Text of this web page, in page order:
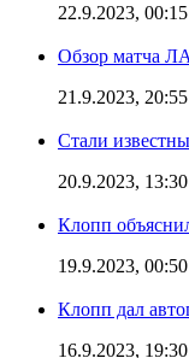
22.9.2023, 00:15
Обзор матча
21.9.2023, 20:55
Стали
20.9.2023, 13:30
Клопп
19.9.2023, 00:50
Клопп дал
16.9.2023, 19:30